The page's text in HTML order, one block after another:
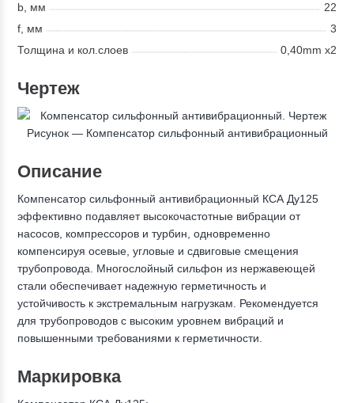
b, мм
22
f, мм
3
Толщина и кол.слоев
0,40mm x2
Чертеж
Рисунок — Компенсатор сильфонный антивибрационный
Описание
Компенсатор сильфонный антивибрационный КСА Ду125
эффективно подавляет высокочастотные вибрации от
насосов, компрессоров и турбин, одновременно
компенсируя осевые, угловые и сдвиговые смещения
трубопровода. Многослойный сильфон из нержавеющей
стали обеспечивает надежную герметичность и
устойчивость к экстремальным нагрузкам. Рекомендуется
для трубопроводов с высоким уровнем вибраций и
повышенными требованиями к герметичности.
Маркировка